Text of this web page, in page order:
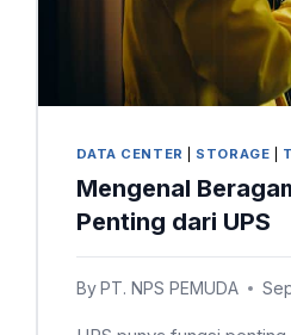
DATA CENTER STORAGE
Mengenal
Penting dari UPS
By PT. NPS PEMUDA